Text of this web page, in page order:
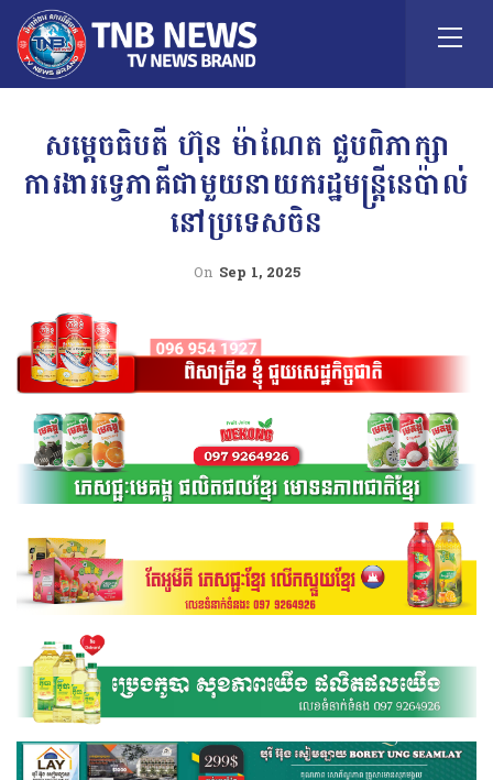
សម្តេចធិបតី ហ៊ុន ម៉ាណែត ជួបពិភាក្សា
ការងារទ្វេភាគីជាមួយនាយករដ្ឋមន្ត្រីនេប៉ាល់
នៅប្រទេសចិន
On Sep 1, 2025